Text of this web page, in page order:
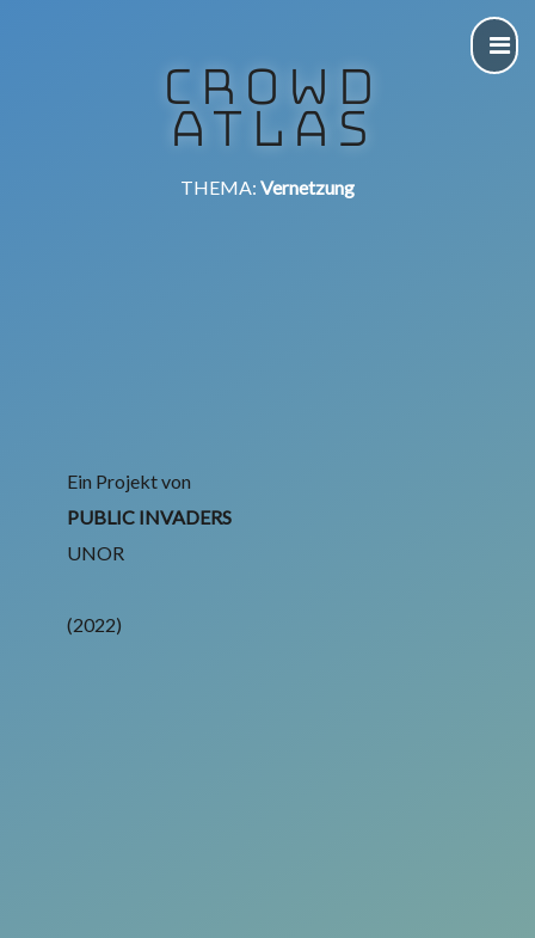
CROWD
ATLAS
THEMA: Vernetzung
Ein Projekt von
PUBLIC INVADERS
UNOR
(2022)